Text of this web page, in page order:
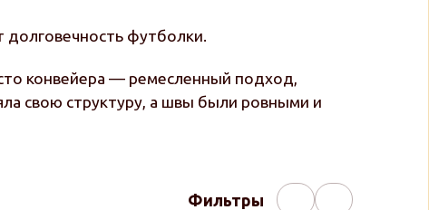
долговечность футболки.
конвейера — ремесленный подход,
свою структуру, а швы были ровными и
Фильтры